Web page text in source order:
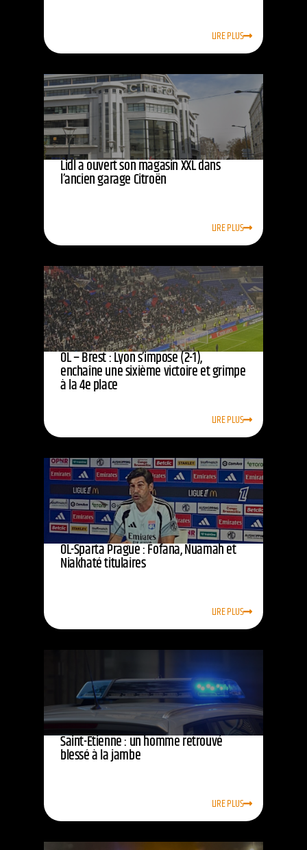
LIRE PLUS
Lidl a ouvert son magasin XXL dans
l’ancien garage Citroën
LIRE PLUS
OL – Brest : Lyon s’impose (2-1),
enchaîne une sixième victoire et grimpe
à la 4e place
LIRE PLUS
OL-Sparta Prague : Fofana, Nuamah et
Niakhaté titulaires
LIRE PLUS
Saint-Étienne : un homme retrouvé
blessé à la jambe
LIRE PLUS